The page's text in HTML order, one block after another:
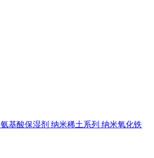
氨基酸保湿剂 纳米稀土系列 纳米氧化铁